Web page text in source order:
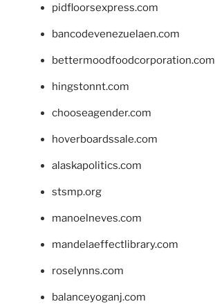
pidfloorsexpress.com
bancodevenezuelaen.com
bettermoodfoodcorporation.com
hingstonnt.com
chooseagender.com
hoverboardssale.com
alaskapolitics.com
stsmp.org
manoelneves.com
mandelaeffectlibrary.com
roselynns.com
balanceyoganj.com